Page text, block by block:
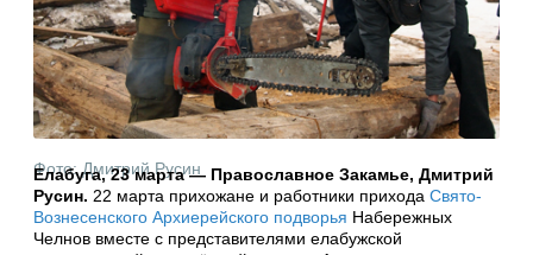
Фото: Дмитрий Русин
Елабуга, 23 марта — Православное Закамье, Дмитрий
Русин. 22 марта прихожане и работники прихода Свято-
Вознесенского Архиерейского подворья Набережных
Челнов вместе с представителями елабужской